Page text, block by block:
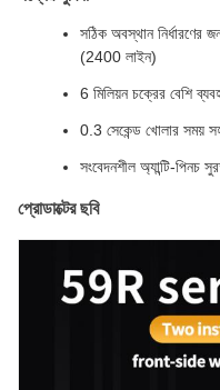
সঠিক অবস্থান নির্ধারণের
(2400 লাইন)
6 মিলিয়ন চক্রের বেশি
0.3 সেকেন্ড খোলার সময়
সংবেদনশীল অ্যান্টি-পিনচ
প্রোডাক্টের ছবি